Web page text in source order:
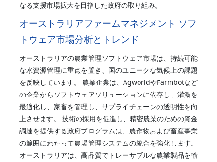
なる支援市場拡大を目指した政府の取り組み。
オーストラリアファームマネジメント ソフ
トウェア市場分析とトレンド
オーストラリアの農業管理ソフトウェア市場は、持続可能
な水資源管理に重点を置き、国のユニークな気候上の課題
を反映しています。 農業企業は、AgworldやFarmbotなど
の企業からソフトウェアソリューションに依存し、灌漑を
最適化し、家畜を管理し、サプライチェーンの透明性を向
上させます。 技術の採用を促進し、精密農業のための資金
調達を提供する政府プログラムは、農作物および畜産事業
の範囲にわたって農場管理システムの統合を強化します。
オーストラリアは、高品質でトレーサブルな農業製品を輸